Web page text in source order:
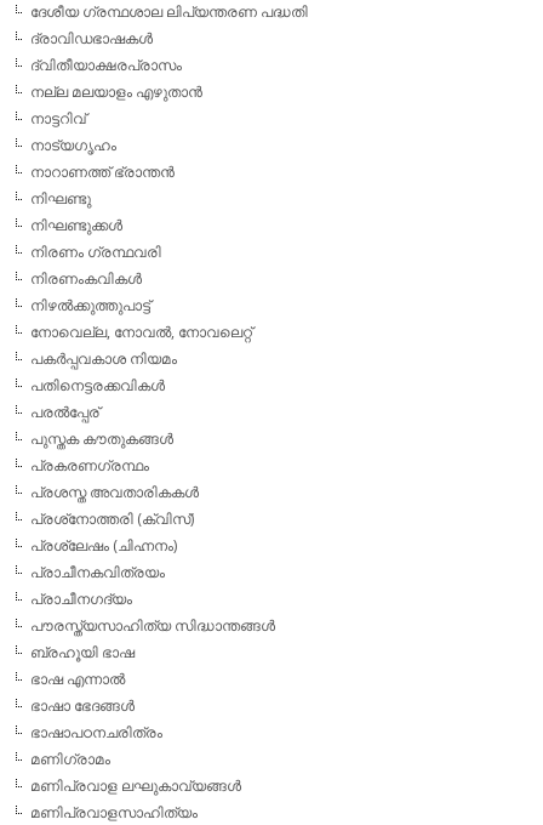
ദേശീയ ഗ്രന്ഥശാല ലിപ്യന്തരണ പദ്ധതി
ദ്രാവിഡഭാഷകള്‍
ദ്വിതീയാക്ഷരപ്രാസം
നല്ല മലയാളം എഴുതാന്‍
നാട്ടറിവ്
നാട്യഗൃഹം
നാറാണത്ത് ഭ്രാന്തന്‍
നിഘണ്ടു
നിഘണ്ടുക്കള്‍
നിരണം ഗ്രന്ഥവരി
നിരണംകവികള്‍
നിഴല്‍ക്കുത്തുപാട്ട്
നോവെല്ല, നോവല്‍, നോവലെറ്റ്
പകര്‍പ്പവകാശ നിയമം
പതിനെട്ടരക്കവികള്‍
പരല്‍പ്പേര്
പുസ്തക കൗതുകങ്ങള്‍
പ്രകരണഗ്രന്ഥം
പ്രശസ്ത അവതാരികകള്‍
പ്രശ്‌നോത്തരി (ക്വിസ്)
പ്രശ്ലേഷം (ചിഹ്നനം)
പ്രാചീനകവിത്രയം
പ്രാചീനഗദ്യം
പൗരസ്ത്യസാഹിത്യ സിദ്ധാന്തങ്ങള്‍
ബ്രഹൂയി ഭാഷ
ഭാഷ എന്നാല്‍
ഭാഷാ ഭേദങ്ങള്‍
ഭാഷാപഠനചരിത്രം
മണിഗ്രാമം
മണിപ്രവാള ലഘുകാവ്യങ്ങള്‍
മണിപ്രവാളസാഹിത്യം